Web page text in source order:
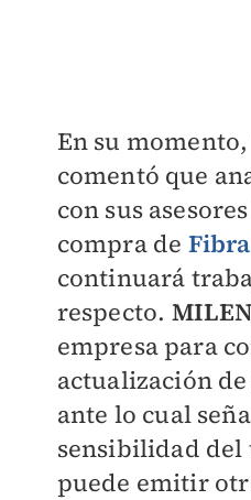
En su momento,
comentó que
con sus
compra de
continuará
respecto.
empresa para
actualización
ante lo cual
sensibilidad del
puede emitir